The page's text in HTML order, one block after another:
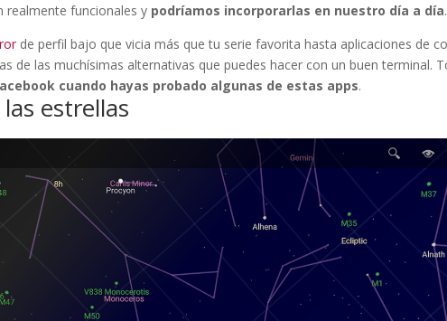
realmente funcionales y podríamos incorporarlas en nuestro día a día.
de perfil bajo que vicia más que tu serie favorita hasta aplicaciones de
de las muchísimas alternativas que puedes hacer con un buen terminal.
cuando hayas probado algunas de estas apps.
estrellas